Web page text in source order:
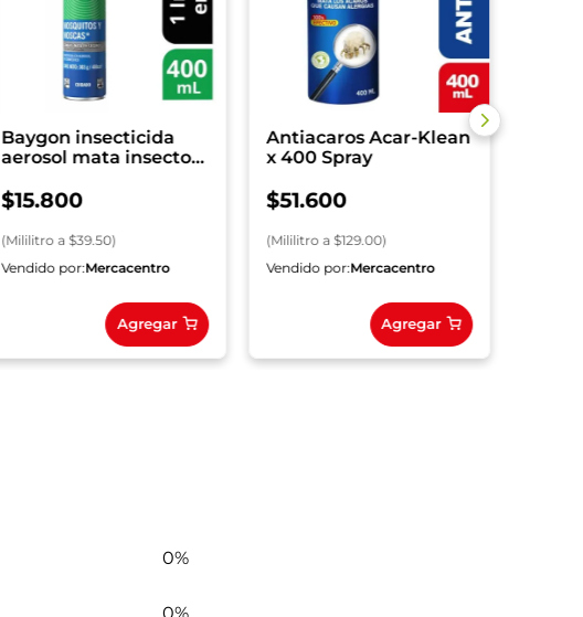
Baygon insecticida
aerosol mata insectos
$15.800
(Mililitro a $39.50)
Vendido por:Mercacentro
Agregar
Antiacaros Acar-Klean
x 400 Spray
$51.600
(Mililitro a $129.00)
Vendido por:Mercacentro
Agregar
0%
0%